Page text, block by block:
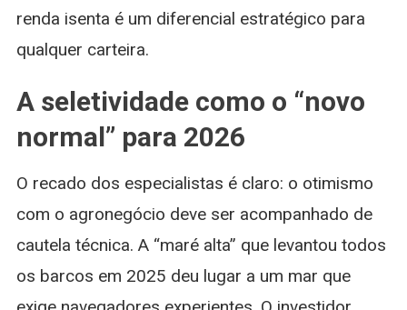
renda isenta é um diferencial estratégico para
qualquer carteira.
A seletividade como o “novo
normal” para 2026
O recado dos especialistas é claro: o otimismo
com o agronegócio deve ser acompanhado de
cautela técnica. A “maré alta” que levantou todos
os barcos em 2025 deu lugar a um mar que